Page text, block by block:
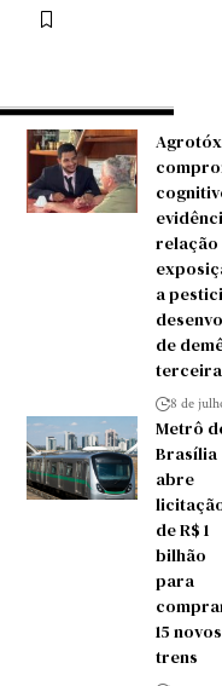
a
de
8 de
Metrô
Brasília
abre
de R$ 1
bilhão
para
15 novos
trens